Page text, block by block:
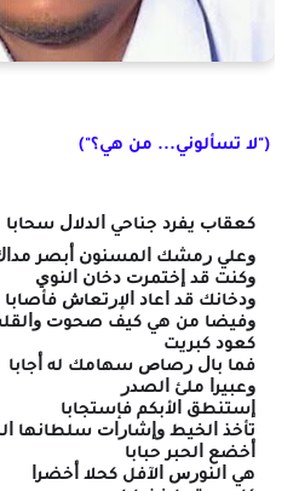
("لا تسألوني... من هي؟")
ﻛﻌﻘﺎﺏ ﻳﻔﺮﺩ ﺟﻨﺎﺣﻲ ﺍﻟﺪﻻﻝ ﺳﺤﺎﺑﺎ
ﻭﻋﻠﻲ ﺭﻣﺸﻚ ﺍﻟﻤﺴﻨﻮﻥ ﺃﺑﺼﺮ ﻣﺪﺍﻙ
ﻭﻛﻨﺖ ﻗﺪ ﺇﺧﺘﻤﺮﺕ ﺩﺧﺎﻥ ﺍﻟﻨﻮﻱ
ﻭﺩﺧﺎﻧﻚ ﻗﺪ ﺍﻋﺎﺩ ﺍﻹﺭﺗﻌﺎﺵ ﻓﺄﺻﺎﺑﺎ
ﻭﻓﻴﻀﺎ ﻣﻦ ﻫﻲ ﻛﻴﻒ ﺻﺤﻮﺕ ﻭﺍﻟﻘﻠﺐ
ﻛﻌﻮﺩ ﻛﺒﺮﻳﺖ
ﻓﻤﺎ ﺑﺎﻝ ﺭﺻﺎﺹ ﺳﻬﺎﻣﻚ ﻟﻪ ﺃﺟﺎﺑﺎ
ﻭﻋﺒﻴﺮﺍ ﻣﻠﺊ ﺍﻟﺼﺪﺭ
ﺇﺳﺘﻨﻄﻖ ﺍلأبكم ﻓﺈﺳﺘﺠﺎﺑﺎ
ﺗﺄﺧﺬ ﺍﻟﺨﻴﻂ ﻭﺇﺷﺎﺭﺍﺕ ﺳﻠﻄﺎﻧﻬﺎ
ﺃﺧﻀﻊ ﺍﻟﺤﺒﺮ ﺣﺒﺎﺑﺎ
ﻫﻲ ﺍﻟﻨﻮﺭﺱ ﺍﻵﻓﻞ ﻛﺤﻼ ﺃﺧﻀﺮﺍ